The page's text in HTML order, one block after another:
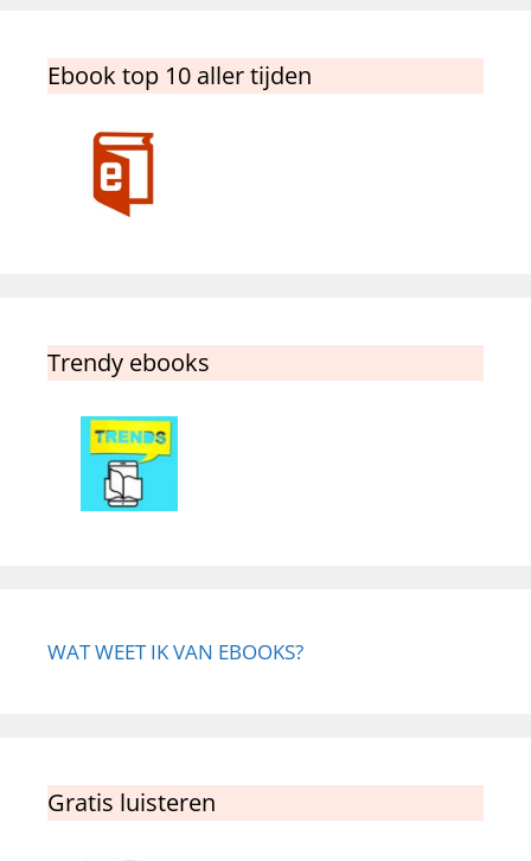
Ebook top 10 aller tijden
Trendy ebooks
WAT WEET IK VAN EBOOKS?
Gratis luisteren